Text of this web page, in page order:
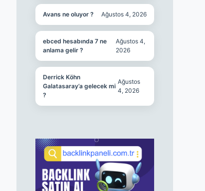
Avans ne oluyor ? Ağustos 4, 2026
ebced hesabında 7 ne
anlama gelir ?
Ağustos 4,
2026
Derrick Köhn
Galatasaray’a gelecek mi
?
Ağustos
4, 2026